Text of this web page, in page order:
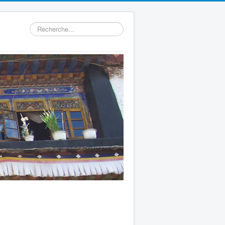
Rechercher